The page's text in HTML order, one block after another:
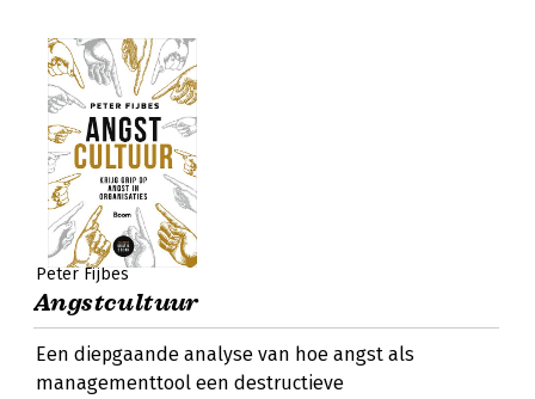
Peter Fijbes
Angstcultuur
Een diepgaande analyse van hoe angst als
managementtool een destructieve